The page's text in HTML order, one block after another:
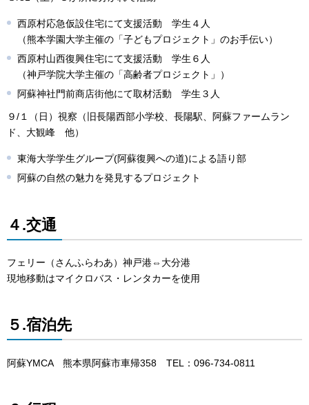
西原村応急仮設住宅にて支援活動 学生４人
（熊本学園大学主催の「子どもプロジェクト」のお手伝い）
西原村山西復興住宅にて支援活動 学生６人
（神戸学院大学主催の「高齢者プロジェクト」）
阿蘇神社門前商店街他にて取材活動 学生３人
９/１（日）視察（旧長陽西部小学校、長陽駅、阿蘇ファームラン
ド、大観峰 他）
東海大学学生グループ(阿蘇復興への道)による語り部
阿蘇の自然の魅力を発見するプロジェクト
４.交通
フェリー（さんふらわあ）神戸港⇔大分港
現地移動はマイクロバス・レンタカーを使用
５.宿泊先
阿蘇YMCA 熊本県阿蘇市車帰358 TEL：096-734-0811